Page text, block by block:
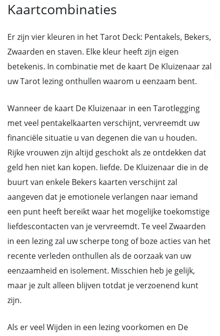
Kaartcombinaties
Er zijn vier kleuren in het Tarot Deck: Pentakels, Bekers,
Zwaarden en staven. Elke kleur heeft zijn eigen
betekenis. In combinatie met de kaart De Kluizenaar zal
uw Tarot lezing onthullen waarom u eenzaam bent.
Wanneer de kaart De Kluizenaar in een Tarotlegging
met veel pentakelkaarten verschijnt, vervreemdt uw
financiële situatie u van degenen die van u houden.
Rijke vrouwen zijn altijd geschokt als ze ontdekken dat
geld hen niet kan kopen. liefde. De Kluizenaar die in de
buurt van enkele Bekers kaarten verschijnt zal
aangeven dat je emotionele verlangen naar iemand
een punt heeft bereikt waar het mogelijke toekomstige
liefdescontacten van je vervreemdt. Te veel Zwaarden
in een lezing zal uw scherpe tong of boze acties van het
recente verleden onthullen als de oorzaak van uw
eenzaamheid en isolement. Misschien heb je gelijk,
maar je zult alleen blijven totdat je verzoenend kunt
zijn.
Als er veel Wijden in een lezing voorkomen en De